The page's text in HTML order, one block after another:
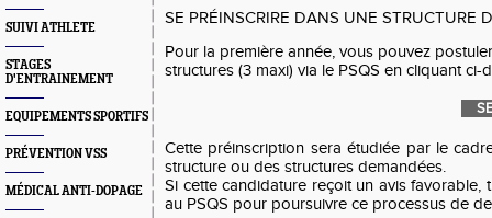
SUIVI ATHLETE
STAGES
D'ENTRAINEMENT
EQUIPEMENTS SPORTIFS
PRÉVENTION VSS
MÉDICAL ANTI-DOPAGE
SE PRÉINSCRIRE DANS UNE STRUCTURE
Pour la première année, vous pouvez
structures (3 maxi) via le PSQS en cliquant ci-
Cette préinscription sera étudiée par le
structure ou des structures demandées.
Si cette candidature reçoit un avis favorable,
au PSQS pour poursuivre ce processus de